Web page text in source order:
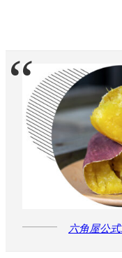
六角屋公